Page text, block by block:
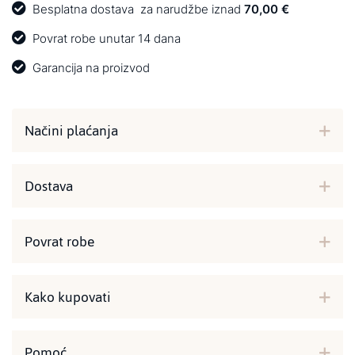
Besplatna dostava za narudžbe iznad 70,00 €
Povrat robe unutar 14 dana
Garancija na proizvod
Načini plaćanja
Dostava
Povrat robe
Kako kupovati